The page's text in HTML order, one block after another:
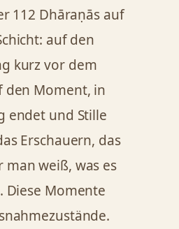
112 Dhāraṇās auf
auf den
kurz vor dem
den Moment, in
endet und Stille
Erschauern, das
weiß, was es
Diese Momente